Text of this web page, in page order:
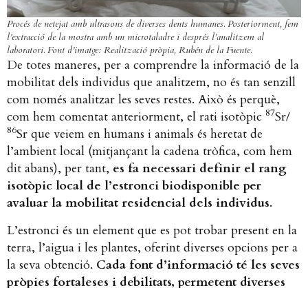
Procés de netejat amb ultrasons de diverses dents humanes. Posteriorment, fem
l’extracció de la mostra amb un microtaladre i després l’analitzem al
laboratori. Font d’imatge: Realització pròpia, Rubén de la Fuente.
De totes maneres, per a comprendre la informació de la
mobilitat dels individus que analitzem, no és tan senzill
com només analitzar les seves restes. Això és perquè,
com hem comentat anteriorment, el rati isotòpic 87Sr/
86Sr que veiem en humans i animals és heretat de
l’ambient local (mitjançant la cadena tròfica, com hem
dit abans), per tant, es fa necessari definir el rang
isotòpic local de l’estronci biodisponible per
avaluar la mobilitat residencial dels individus.
L’estronci és un element que es pot trobar present en la
terra, l’aigua i les plantes, oferint diverses opcions per a
la seva obtenció. Cada font d’informació té les seves
pròpies fortaleses i debilitats, permetent diverses